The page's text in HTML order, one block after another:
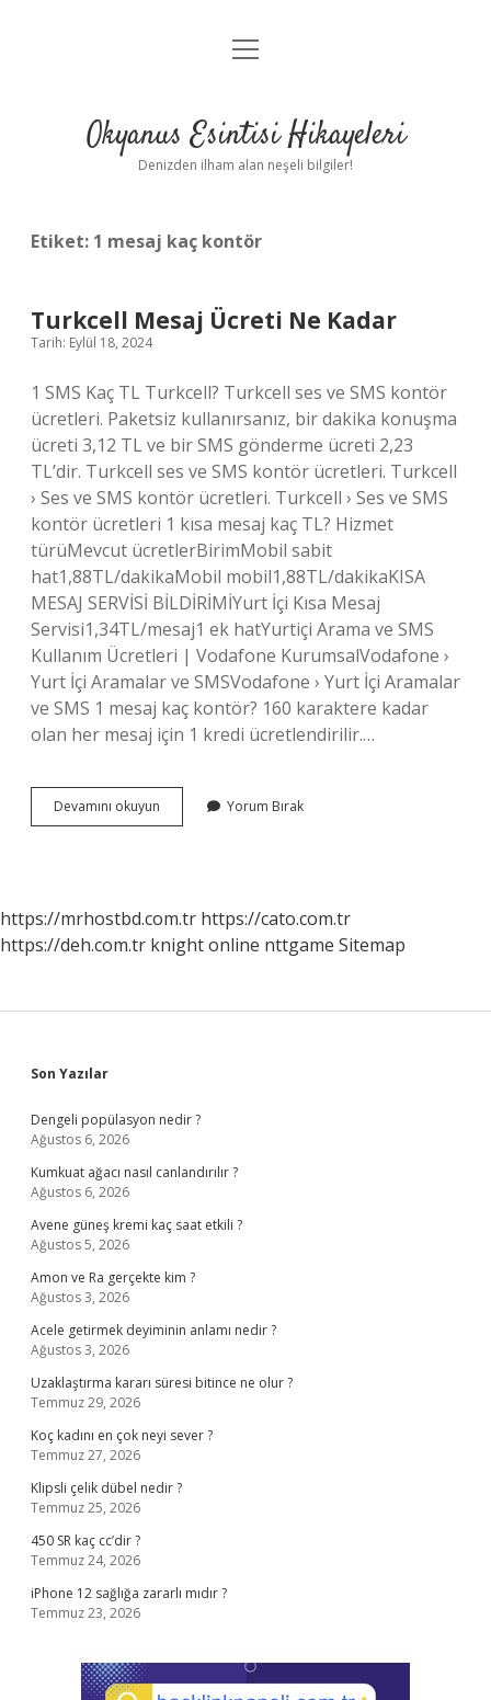
Anasayfa
Yasal Uyarı
menüyü
Okyanus Esintisi Hikayeleri
Denizden ilham alan neşeli bilgiler!
Etiket: 1 mesaj kaç kontör
Turkcell Mesaj Ücreti Ne Kadar
Tarih: Eylül 18, 2024
1 SMS Kaç TL Turkcell? Turkcell ses ve SMS kontör
ücretleri. Paketsiz kullanırsanız, bir dakika konuşma
ücreti 3,12 TL ve bir SMS gönderme ücreti 2,23
TL’dir. Turkcell ses ve SMS kontör ücretleri. Turkcell
› Ses ve SMS kontör ücretleri. Turkcell › Ses ve SMS
kontör ücretleri 1 kısa mesaj kaç TL? Hizmet
türüMevcut ücretlerBirimMobil sabit
hat1,88TL/dakikaMobil mobil1,88TL/dakikaKISA
MESAJ SERVİSİ BİLDİRİMİYurt İçi Kısa Mesaj
Servisi1,34TL/mesaj1 ek hatYurtiçi Arama ve SMS
Kullanım Ücretleri | Vodafone KurumsalVodafone ›
Yurt İçi Aramalar ve SMSVodafone › Yurt İçi Aramalar
ve SMS 1 mesaj kaç kontör? 160 karaktere kadar
olan her mesaj için 1 kredi ücretlendirilir.…
Devamını okuyun
Mesaj
Yorum Bırak
https://mrhostbd.com.tr https://cato.com.tr
https://deh.com.tr knight online nttgame Sitemap
Sidebar
Son Yazılar
Dengeli popülasyon nedir ?
Ağustos 6, 2026
Kumkuat ağacı nasıl canlandırılır ?
Ağustos 6, 2026
Avene güneş kremi kaç saat etkili ?
Ağustos 5, 2026
Amon ve Ra gerçekte kim ?
Ağustos 3, 2026
Acele getirmek deyiminin anlamı nedir ?
Ağustos 3, 2026
Uzaklaştırma kararı süresi bitince ne olur ?
Temmuz 29, 2026
Koç kadını en çok neyi sever ?
Temmuz 27, 2026
Klipsli çelik dübel nedir ?
Temmuz 25, 2026
450 SR kaç cc’dir ?
Temmuz 24, 2026
iPhone 12 sağlığa zararlı mıdır ?
Temmuz 23, 2026